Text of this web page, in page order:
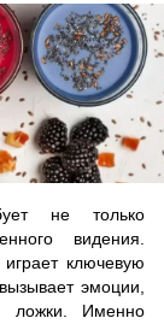
не только
видения.
ключевую
эмоции,
ложки. Именно